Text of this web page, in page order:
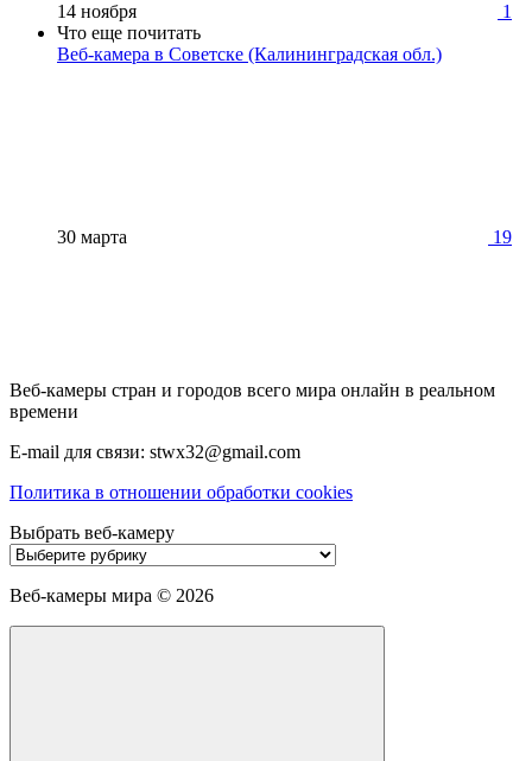
14 ноября
1
Что еще почитать
Веб-камера в Советске (Калининградская обл.)
30 марта 19
Веб-камеры стран и городов всего мира онлайн в реальном
времени
E-mail для связи: stwx32@gmail.com
Политика в отношении обработки cookies
Выбрать веб-камеру
Выбрать
камеру
Веб-камеры мира © 2026